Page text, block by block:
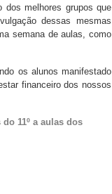
dos melhores grupos que
dessas mesmas
semana de aulas, como
os alunos manifestado
financeiro dos nossos
11º a aulas dos